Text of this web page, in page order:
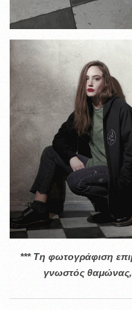
*** Τη φωτογράφιση
γνωστός